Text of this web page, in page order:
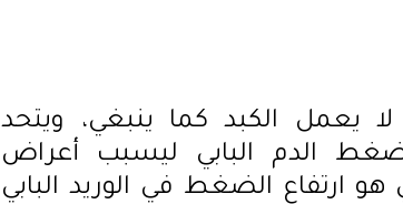
يعمل الكبد كما ينبغي، ويتحد
الدم البابي ليسبب أعراض
ارتفاع الضغط في الوريد البابي